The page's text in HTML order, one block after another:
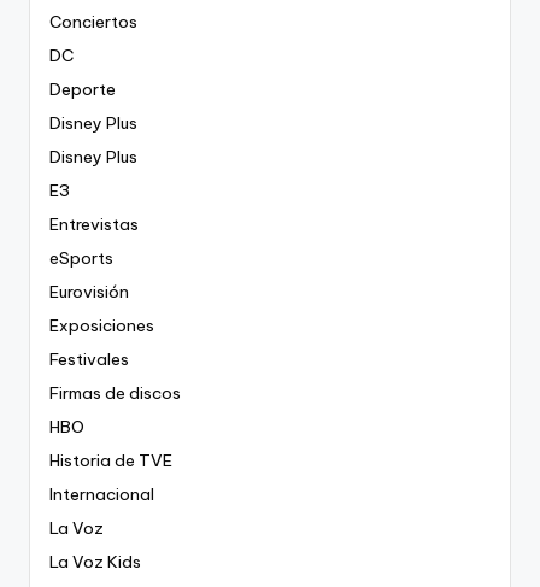
Conciertos
DC
Deporte
Disney Plus
Disney Plus
E3
Entrevistas
eSports
Eurovisión
Exposiciones
Festivales
Firmas de discos
HBO
Historia de TVE
Internacional
La Voz
La Voz Kids